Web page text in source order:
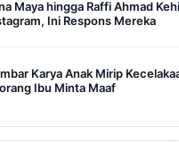
Maya hingga Raffi Ahmad
Ini Respons Mereka
Karya Anak Mirip
Ibu Minta Maaf